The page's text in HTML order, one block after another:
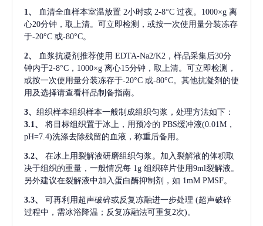
1、 血清全血样本室温放置 2小时或 2-8°C 过夜。1000×g 离
心20分钟，取上清。可立即检测，或按一次使用量分装冻存
于-20°C 或-80°C。
2、 血浆抗凝剂推荐使用 EDTA-Na2/K2，样品采集后30分
钟内于2-8°C，1000×g 离心15分钟，取上清。可立即检测，
或按一次使用量分装冻存于-20°C 或-80°C。其他抗凝剂的使
用及选择请查看样品制备指南。
3、 组织样本组织样本一般制成组织匀浆，处理方法如下：
3.1、
将目标组织置于冰上，用预冷的 PBS缓冲液(0.01M，
pH=7.4)洗涤去除残留的血液，称重后备用。
3.2、
在冰上用裂解液研磨组织匀浆。加入裂解液的体积取
决于组织的重量，一般情况每 1g 组织碎片使用9ml裂解液。
另外建议在裂解液中加入蛋白酶抑制剂，如 1mM PMSF。
3.3、 可再利用超声破碎或反复冻融进一步处理 (超声破碎
过程中，需冰浴降温；反复冻融法可重复2次)。